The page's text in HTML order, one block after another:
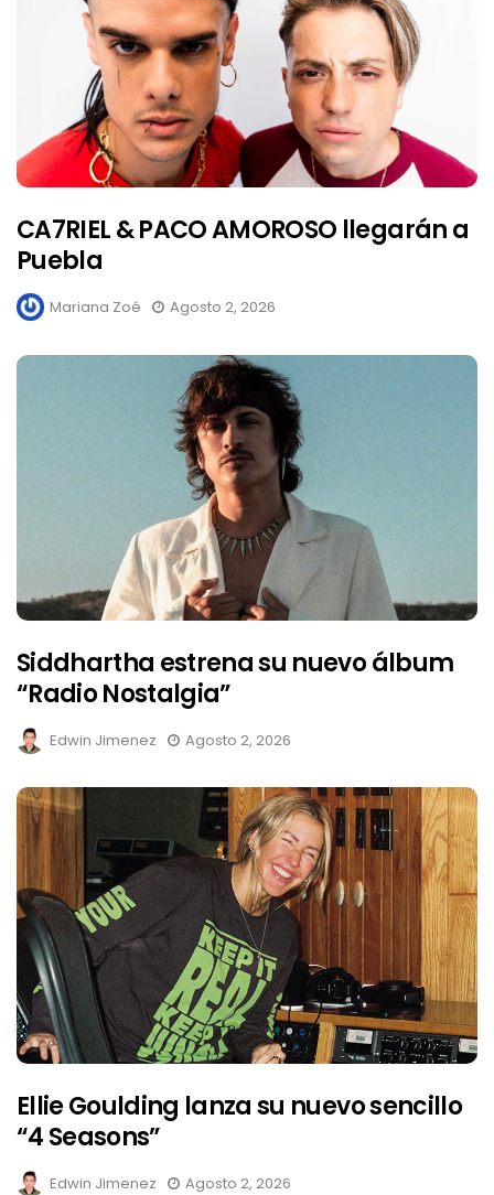
CA7RIEL & PACO AMOROSO llegarán a
Puebla
Mariana Zoé Agosto 2, 2026
Siddhartha estrena su nuevo álbum
“Radio Nostalgia”
Edwin Jimenez Agosto 2, 2026
Ellie Goulding lanza su nuevo sencillo
“4 Seasons”
Edwin Jimenez Agosto 2, 2026